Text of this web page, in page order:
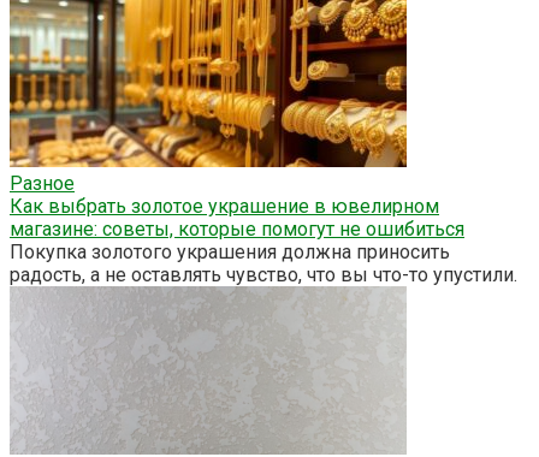
Разное
Как выбрать золотое украшение в ювелирном
магазине: советы, которые помогут не ошибиться
Покупка золотого украшения должна приносить
радость, а не оставлять чувство, что вы что-то упустили.